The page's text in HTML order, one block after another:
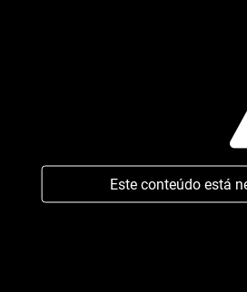
Este conteúdo está